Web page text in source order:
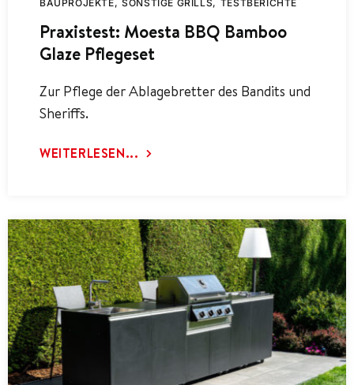
BAUPROJEKTE SONSTIGE GRILLS TESTBERICHTE
Praxistest: Moesta BBQ Bamboo
Glaze Pflegeset
Zur Pflege der Ablagebretter des Bandits und
Sheriffs.
WEITERLESEN...